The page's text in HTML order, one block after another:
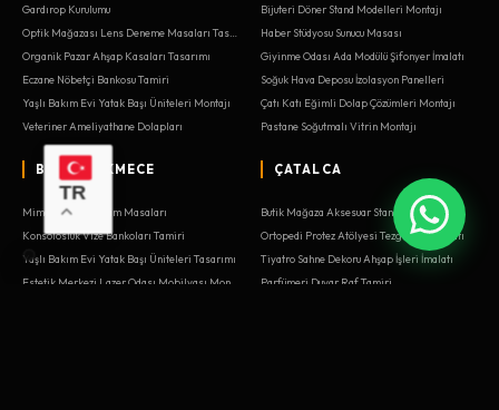
Gardırop Kurulumu
Organik Pazar Ahşap Kasaları Tasarımı
Eczane Nöbetçi Bankosu Tamiri
Yaşlı Bakım Evi Yatak Başı Üniteleri Montajı
Veteriner Ameliyathane Dolapları
Bijuteri Döner Stand Modelleri Montajı
Haber Stüdyosu Sunucu Masası
Giyinme Odası Ada Modülü Şifonyer İmalatı
Soğuk Hava Deposu İzolasyon Panelleri
Çatı Katı Eğimli Dolap Çözümleri Montajı
Pastane Soğutmalı Vitrin Montajı
BÜYÜKÇEKMECE
Mimarlık Ofisi Çizim Masaları
Konsolosluk Vize Bankoları Tamiri
Yaşlı Bakım Evi Yatak Başı Üniteleri Tasarımı
ÇATALCA
Butik Mağaza Aksesuar Standları
Ortopedi Protez Atölyesi Tezgahları İmalatı
Tiyatro Sahne Dekoru Ahşap İşleri İmalatı
Parfümeri Duvar Raf Tamiri
TR